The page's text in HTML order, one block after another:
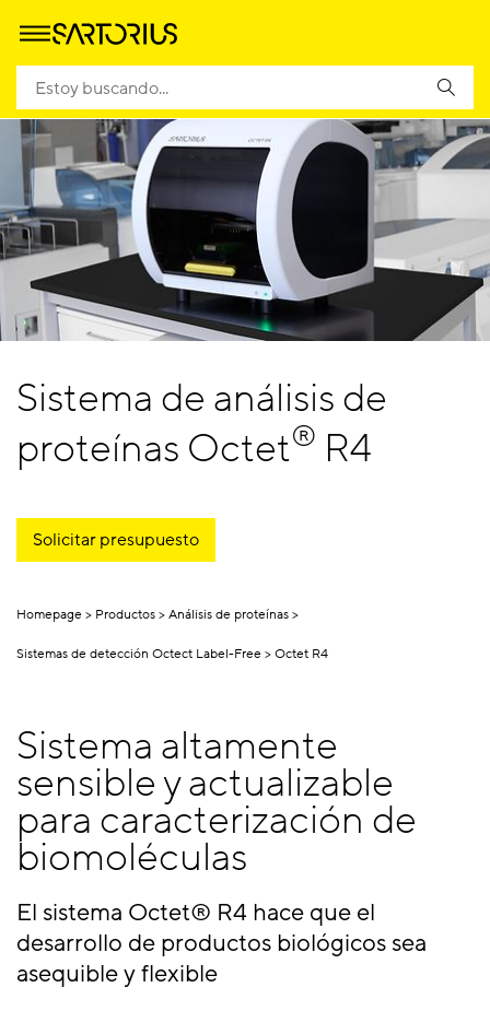
Sistema de análisis de
proteínas Octet® R4
Solicitar presupuesto
Homepage Productos Análisis de proteínas
Sistemas de detección Octect Label-Free Octet R4
Sistema altamente
sensible y actualizable
para caracterización de
biomoléculas
El sistema Octet® R4 hace que el
desarrollo de productos biológicos sea
asequible y flexible